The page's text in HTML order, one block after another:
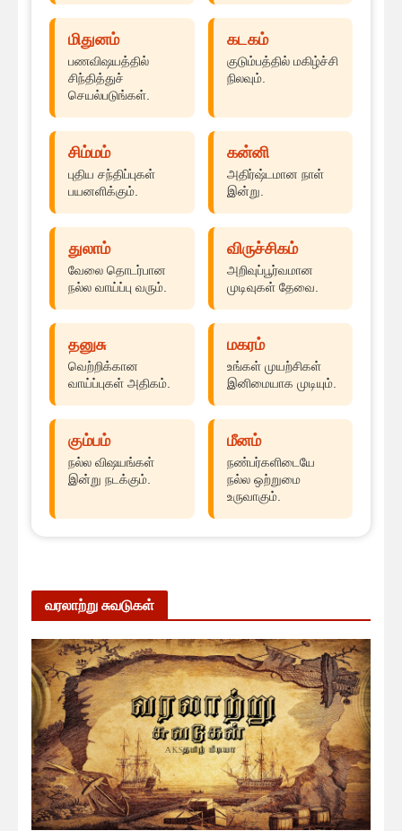
மிதுனம்
பணவிஷயத்தில்
சிந்தித்துச்
செயல்படுங்கள்.
கடகம்
குடும்பத்தில் மகிழ்ச்சி
நிலவும்.
சிம்மம்
புதிய சந்திப்புகள்
பயனளிக்கும்.
கன்னி
அதிர்ஷ்டமான நாள்
இன்று.
துலாம்
வேலை தொடர்பான
நல்ல வாய்ப்பு வரும்.
விருச்சிகம்
அறிவுப்பூர்வமான
முடிவுகள் தேவை.
தனுசு
வெற்றிக்கான
வாய்ப்புகள் அதிகம்.
மகரம்
உங்கள் முயற்சிகள்
இனிமையாக முடியும்.
கும்பம்
நல்ல விஷயங்கள்
இன்று நடக்கும்.
மீனம்
நண்பர்களிடையே
நல்ல ஒற்றுமை
உருவாகும்.
வரலாற்று சுவடுகள்